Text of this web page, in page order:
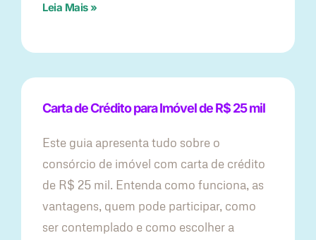
Leia Mais »
Carta de Crédito para Imóvel de R$ 25 mil
Este guia apresenta tudo sobre o
consórcio de imóvel com carta de crédito
de R$ 25 mil. Entenda como funciona, as
vantagens, quem pode participar, como
ser contemplado e como escolher a